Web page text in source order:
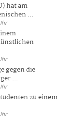
hat am
...
gegen die
...
zu einem